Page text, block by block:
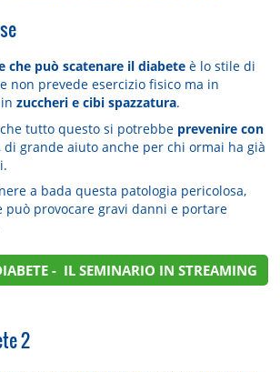
che può scatenare il diabete è lo stile di
non prevede esercizio fisico ma in
inzuccheri e cibi spazzatura.
tutto questo si potrebbe prevenire con
, di grande aiuto anche per chi ormai ha già
a bada questa patologia pericolosa,
può provocare gravi danni e portare
- IL SEMINARIO IN STREAMING
2